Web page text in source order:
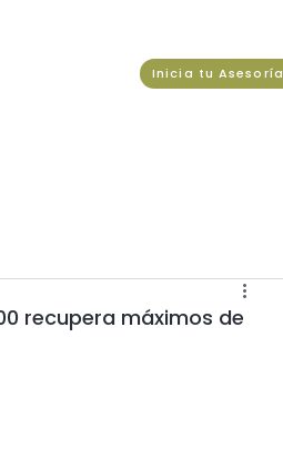
Inicia tu Asesoría
recupera máximos de